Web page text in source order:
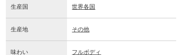
生産国 世界各国
生産地 その他
味わい フルボディ